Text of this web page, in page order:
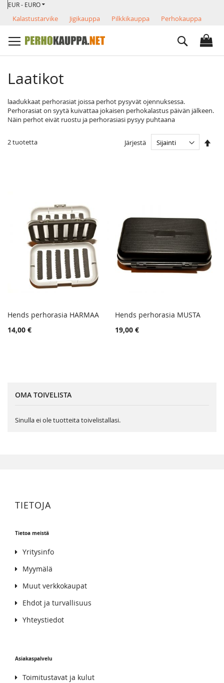
Skip
Content
VALUUTTA
EUR - EURO
Kalastustarvike Jigikauppa Pilkkikauppa
Perhokauppa
Search
Laatikot
laadukkaat perhorasiat joissa perhot pysyvät ojennuksessa.
Perhorasiat on syytä kuivattaa jokaisen perhokalastus päivän jälkeen.
Näin perhot eivät ruostu ja perhorasiasi pysyy puhtaana
2tuotetta Järjestä
Hends perhorasia HARMAA
14,00 €
Hends perhorasia MUSTA
19,00 €
OMA TOIVELISTA
Sinulla ei ole tuotteita toivelistallasi.
TIETOJA
Tietoa meistä
Yritysinfo
Myymälä
Muut verkkokaupat
Ehdot ja turvallisuus
Yhteystiedot
Asiakaspalvelu
Toimitustavat ja kulut